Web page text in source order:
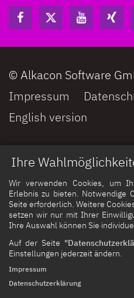
Ihre
Wir verwenden Cookies, um
Erlebnis zu bieten. Notwendige
Seite erforderlich. Weitere
setzen wir nur mit Ihrer
Ihre Auswahl können Sie
Auf der Seite
Einstellungen jederzeit ändern.
Impressum
Datenschutzerklärung
© Alkacon Software
Impressum
English version